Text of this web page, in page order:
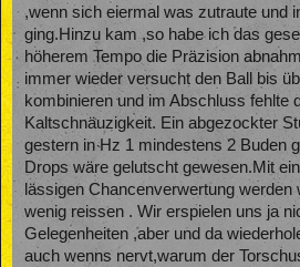
,wenn sich eiermal was zutraute und
ging.Hinzu kam ,so habe ich das
höherem Tempo die Präzision
immer wieder versucht den Ball bis
kombinieren und im Abschluss fehlte
Kaltschnäuzigkeit. Ein abgezockter
gestern in Hz 1 mindestens 2 Buden
Drops wäre gelutscht gewesen.Mit
lässigen Chancenverwertung werden
wenig reissen . Wir erspielen uns ja
Gelegenheiten ,aber und da
auch wenns nervt,warum der